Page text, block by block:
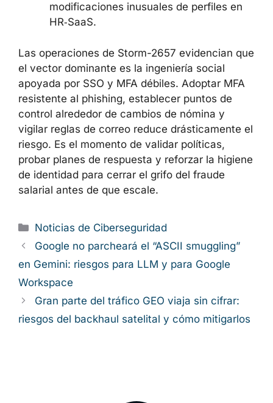
modificaciones inusuales de perfiles en
HR‑SaaS.
Las operaciones de Storm-2657 evidencian que
el vector dominante es la ingeniería social
apoyada por SSO y MFA débiles. Adoptar MFA
resistente al phishing, establecer puntos de
control alrededor de cambios de nómina y
vigilar reglas de correo reduce drásticamente el
riesgo. Es el momento de validar políticas,
probar planes de respuesta y reforzar la higiene
de identidad para cerrar el grifo del fraude
salarial antes de que escale.
Categorías
Noticias de Ciberseguridad
Google no parcheará el “ASCII smuggling”
en Gemini: riesgos para LLM y para Google
Workspace
Gran parte del tráfico GEO viaja sin cifrar:
riesgos del backhaul satelital y cómo mitigarlos